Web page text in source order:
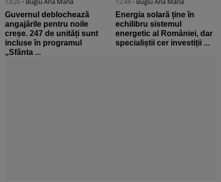
Guvernul deblochează
angajările pentru noile
creșe. 247 de unități sunt
incluse în programul
„Sfânta ...
Energia solară ține în
echilibru sistemul
energetic al României, dar
specialiștii cer investiții ...